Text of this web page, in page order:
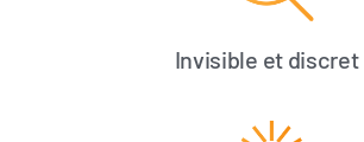
Invisible et discret